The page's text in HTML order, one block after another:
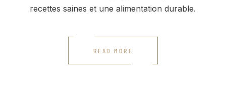
recettes saines et une alimentation durable.
READ MORE